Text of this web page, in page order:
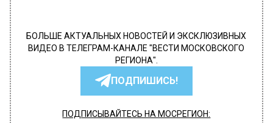
БОЛЬШЕ АКТУАЛЬНЫХ НОВОСТЕЙ И ЭКСКЛЮЗИВНЫХ
ВИДЕО В ТЕЛЕГРАМ-КАНАЛЕ "ВЕСТИ МОСКОВСКОГО
РЕГИОНА".
ПОДПИШИСЬ!
ПОДПИСЫВАЙТЕСЬ НА МОСРЕГИОН: